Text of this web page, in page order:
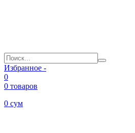
Избранное -
0
0 товаров
0 сум